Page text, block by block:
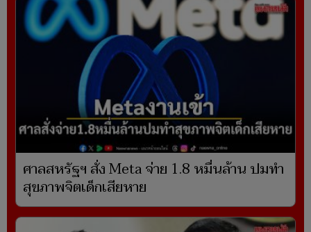
ศาลสหรัฐฯ สั่ง Meta จ่าย 1.8 หมื่นล้าน ปมทำ
สุขภาพจิตเด็กเสียหาย